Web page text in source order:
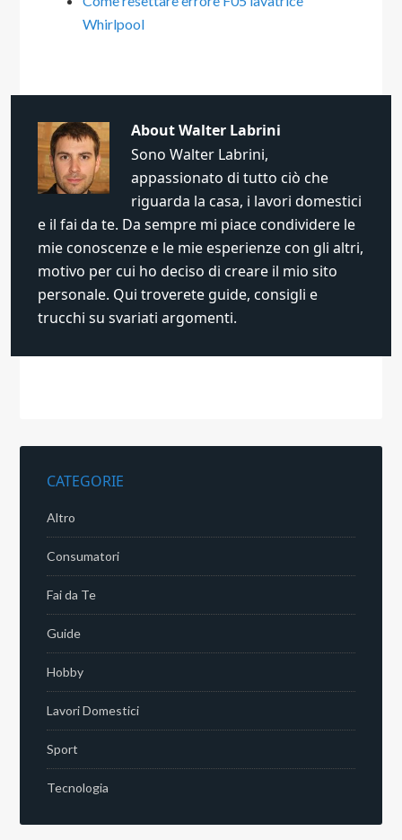
Whirlpool​
AboutWalter Labrini
Sono Walter Labrini,
appassionato di tutto ciò che
riguarda la casa, i lavori domestici
e il fai da te. Da sempre mi piace condividere le
mie conoscenze e le mie esperienze con gli altri,
motivo per cui ho deciso di creare il mio sito
personale. Qui troverete guide, consigli e
trucchi su svariati argomenti.
CATEGORIE
Altro
Consumatori
Fai da Te
Guide
Hobby
Lavori Domestici
Sport
Tecnologia